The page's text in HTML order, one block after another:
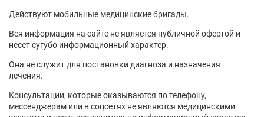
Действуют мобильные медицинские бригады.
Вся информация на сайте не является публичной офертой и
несет сугубо информационный характер.
Она не служит для постановки диагноза и назначения
лечения.
Консультации, которые оказываются по телефону,
мессенджерам или в соцсетях не являются медицинскими